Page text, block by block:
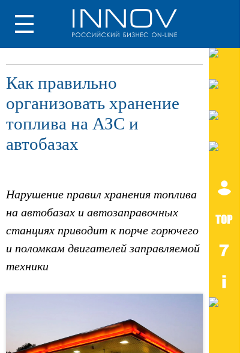
Как правильно
организовать хранение
топлива на АЗС и
автобазах
Нарушение правил хранения топлива
на автобазах и автозаправочных
станциях приводит к порче горючего
и поломкам двигателей заправляемой
техники